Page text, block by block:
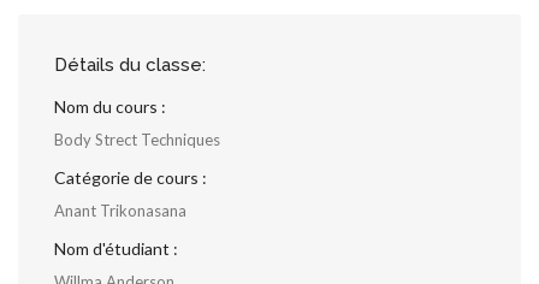
Détails du classe:
Nom du cours :
Body Strect Techniques
Catégorie de cours :
Anant Trikonasana
Nom d'étudiant :